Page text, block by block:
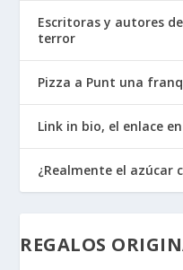
Escritoras y autores
terror
Pizza a Punt una
Link in bio, el enlace
¿Realmente el azúcar
REGALOS